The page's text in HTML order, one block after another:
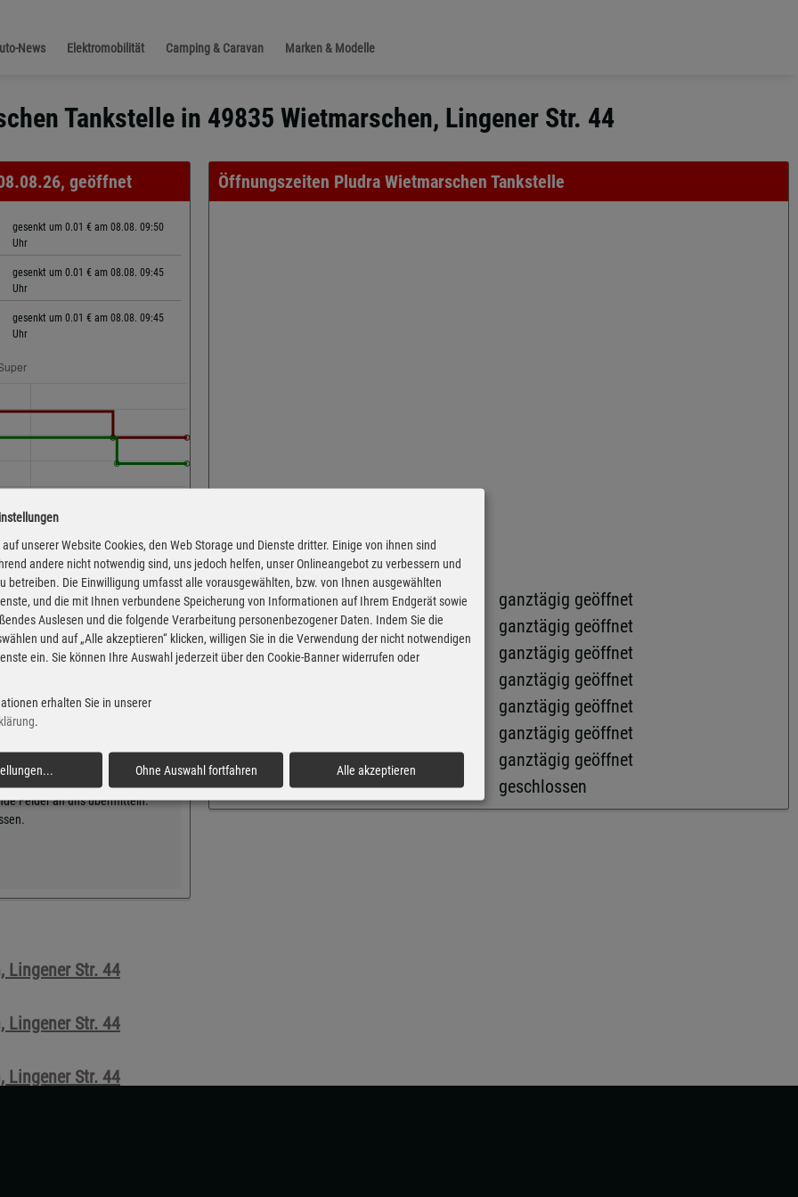
News Elektromobilität Camping & Caravan Marken & Modelle
Tankstelle in 49835 Wietmarschen, Lingener Str. 44
geöffnet
gesenkt um 0.01 € am 08.08. 09:50
Uhr
gesenkt um 0.01 € am 08.08. 09:45
Uhr
gesenkt um 0.01 € am 08.08. 09:45
Uhr
der Markttransparenzstelle
Informationsdienst,
übernehmen. Alle
der jeweiligen
Felder an uns übermitteln.
Öffnungszeiten Pludra Wietmarschen Tankstelle
Lingener Str. 44
49835 Wietmarschen
Montag
ganztägig geöffnet
Dienstag
ganztägig geöffnet
Mittwoch
ganztägig geöffnet
ganztägig geöffnet
ganztägig geöffnet
ganztägig geöffnet
Sonntag
ganztägig geöffnet
Feiertag
geschlossen
Lingener Str. 44
Lingener Str. 44
Lingener Str. 44
unserer Website Cookies, den Web Storage und Dienste dritter. Einige von ihnen sind
andere nicht notwendig sind, uns jedoch helfen, unser Onlineangebot zu verbessern und
betreiben. Die Einwilligung umfasst alle vorausgewählten, bzw. von Ihnen ausgewählten
und die mit Ihnen verbundene Speicherung von Informationen auf Ihrem Endgerät sowie
Auslesen und die folgende Verarbeitung personenbezogener Daten. Indem Sie die
und auf „Alle akzeptieren“ klicken, willigen Sie in die Verwendung der nicht notwendigen
ein. Sie können Ihre Auswahl jederzeit über den Cookie-Banner widerrufen oder
erhalten Sie in unserer
.
... Ohne Auswahl fortfahren Alle akzeptieren